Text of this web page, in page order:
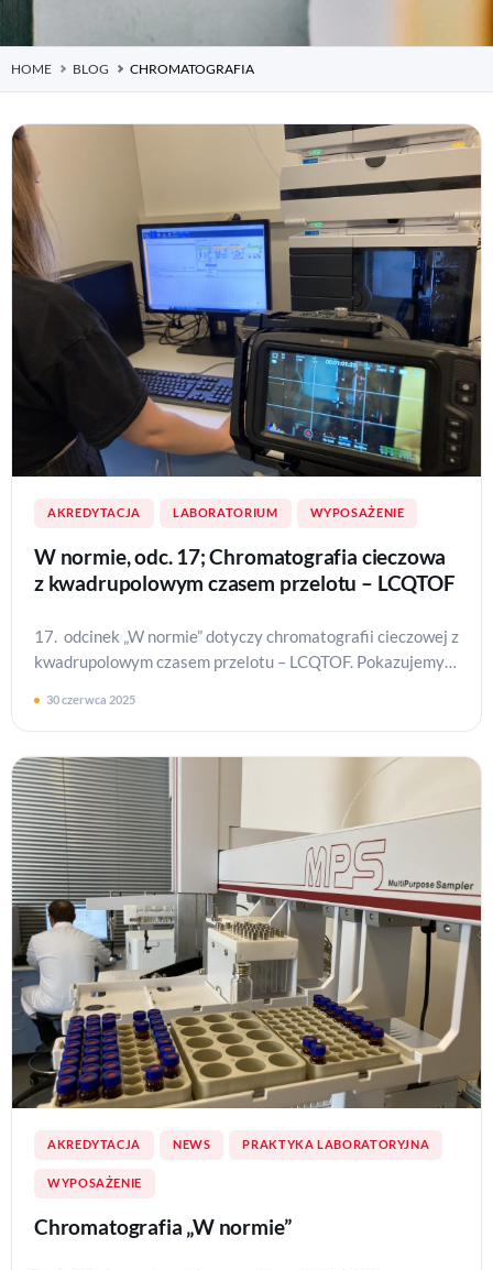
HOME BLOG CHROMATOGRAFIA
AKREDYTACJA LABORATORIUM WYPOSAŻENIE
W normie, odc. 17; Chromatografia cieczowa
z kwadrupolowym czasem przelotu – LCQTOF
17. odcinek „W normie” dotyczy chromatografii cieczowej z
kwadrupolowym czasem przelotu – LCQTOF. Pokazujemy
30 czerwca 2025
AKREDYTACJA NEWS PRAKTYKA LABORATORYJNA
WYPOSAŻENIE
Chromatografia „W normie”